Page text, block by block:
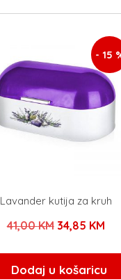
- 15
Lavander kutija za kruh
41,00KM Izvorna
bila
34,85 KM
je:
Dodaj u košaricu